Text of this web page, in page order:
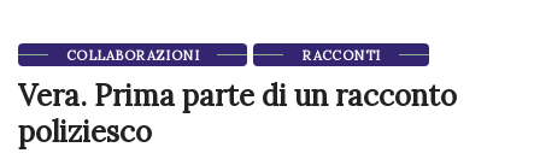
COLLABORAZIONI RACCONTI
Vera. Prima parte di un racconto
poliziesco